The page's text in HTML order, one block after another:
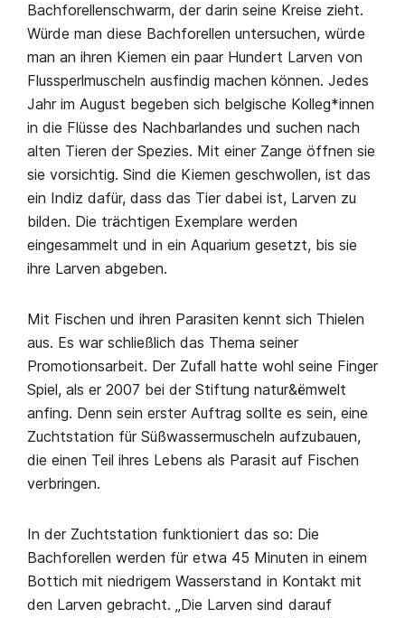
Bachforellenschwarm, der darin seine Kreise zieht.
Würde man diese Bachforellen untersuchen, würde
man an ihren Kiemen ein paar Hundert Larven von
Flussperlmuscheln ausfindig machen können. Jedes
Jahr im August begeben sich belgische Kolleg*innen
in die Flüsse des Nachbarlandes und suchen nach
alten Tieren der Spezies. Mit einer Zange öffnen sie
sie vorsichtig. Sind die Kiemen geschwollen, ist das
ein Indiz dafür, dass das Tier dabei ist, Larven zu
bilden. Die trächtigen Exemplare werden
eingesammelt und in ein Aquarium gesetzt, bis sie
ihre Larven abgeben.
Mit Fischen und ihren Parasiten kennt sich Thielen
aus. Es war schließlich das Thema seiner
Promotionsarbeit. Der Zufall hatte wohl seine Finger
Spiel, als er 2007 bei der Stiftung natur&ëmwelt
anfing. Denn sein erster Auftrag sollte es sein, eine
Zuchtstation für Süßwassermuscheln aufzubauen,
die einen Teil ihres Lebens als Parasit auf Fischen
verbringen.
In der Zuchtstation funktioniert das so: Die
Bachforellen werden für etwa 45 Minuten in einem
Bottich mit niedrigem Wasserstand in Kontakt mit
den Larven gebracht. „Die Larven sind darauf